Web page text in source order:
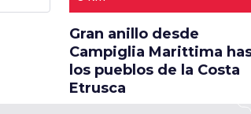
Gran anillo desde
Campiglia Marittima
los pueblos de la Costa
Etrusca